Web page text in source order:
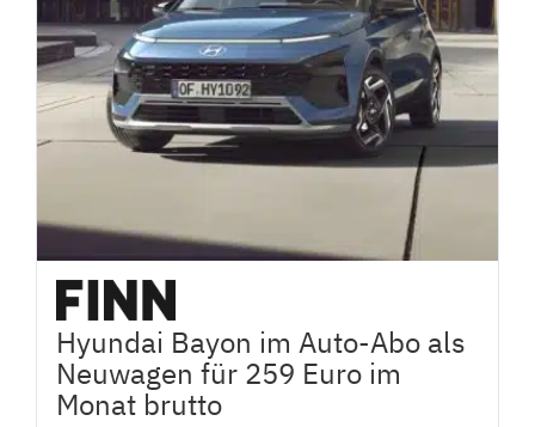
Hyundai Bayon im Auto-Abo als
Neuwagen für 259 Euro im
Monat brutto